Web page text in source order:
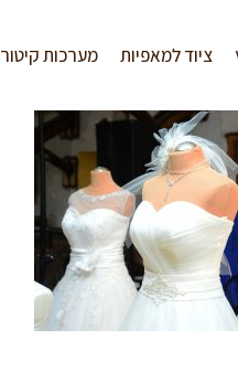
ציוד למאפיות מערכות קיטור